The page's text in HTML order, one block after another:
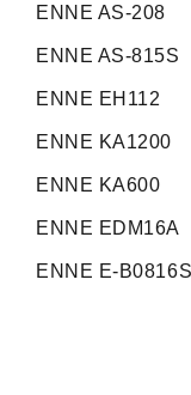
ENNE AS-208
ENNE AS-815S
ENNE EH112
ENNE KA1200
ENNE KA600
ENNE EDM16A
ENNE E-